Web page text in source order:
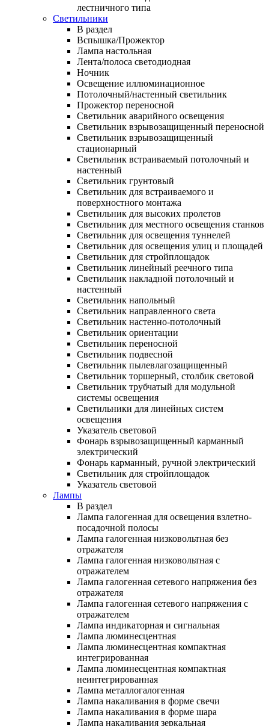
лестничного типа
Светильники
В раздел
Вспышка/Прожектор
Лампа настольная
Лента/полоса светодиодная
Ночник
Освещение иллюминационное
Потолочный/настенный светильник
Прожектор переносной
Светильник аварийного освещения
Светильник взрывозащищенный переносной
Светильник взрывозащищенный
стационарный
Светильник встраиваемый потолочный и
настенный
Светильник грунтовый
Светильник для встраиваемого и
поверхностного монтажа
Светильник для высоких пролетов
Светильник для местного освещения станков
Светильник для освещения туннелей
Светильник для освещения улиц и площадей
Светильник для стройплощадок
Светильник линейный реечного типа
Светильник накладной потолочный и
настенный
Светильник напольный
Светильник направленного света
Светильник настенно-потолочный
Светильник ориентации
Светильник переносной
Светильник подвесной
Светильник пылевлагозащищенный
Светильник торшерный, столбик световой
Светильник трубчатый для модульной
системы освещения
Светильники для линейных систем
освещения
Указатель световой
Фонарь взрывозащищенный карманный
электрический
Фонарь карманный, ручной электрический
Светильник для стройплощадок
Указатель световой
Лампы
В раздел
Лампа галогенная для освещения взлетно-
посадочной полосы
Лампа галогенная низковольтная без
отражателя
Лампа галогенная низковольтная с
отражателем
Лампа галогенная сетевого напряжения без
отражателя
Лампа галогенная сетевого напряжения с
отражателем
Лампа индикаторная и сигнальная
Лампа люминесцентная
Лампа люминесцентная компактная
интегрированная
Лампа люминесцентная компактная
неинтегрированная
Лампа металлогалогенная
Лампа накаливания в форме свечи
Лампа накаливания в форме шара
Лампа накаливания зеркальная